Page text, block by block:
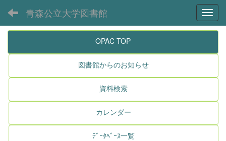
青森公立大学図書館
OPAC TOP
図書館からのお知らせ
資料検索
カレンダー
ﾃﾞｰﾀﾍﾞｰｽ一覧